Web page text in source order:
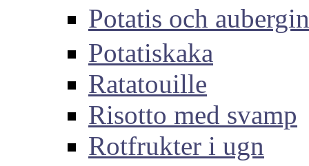
Potatis och
Potatiskaka
Ratatouille
Risotto med svamp
Rotfrukter i ugn